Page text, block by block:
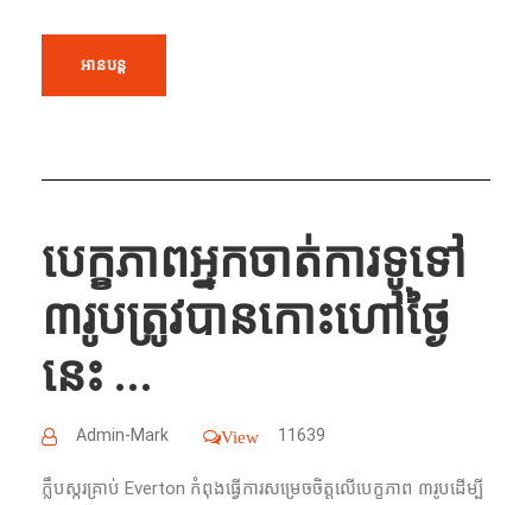
អានបន្ត
បេក្ខភាពអ្នកចាត់ការទូទៅ
៣រូបត្រូវបានកោះហៅថ្ងៃ
នេះ ...
Admin-Mark View 11639
ក្លឹបស្ករគ្រាប់ Everton កំពុងធ្វើការសម្រេចចិត្តលើបេក្ខភាព ៣រូបដើម្បី